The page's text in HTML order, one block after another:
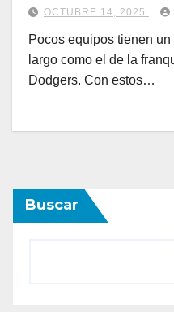
OCTUBRE 14, 2025
Pocos equipos tienen
largo como el de la
Dodgers. Con estos…
Buscar